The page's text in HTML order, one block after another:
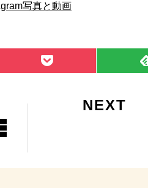
写真と動画
NEXT